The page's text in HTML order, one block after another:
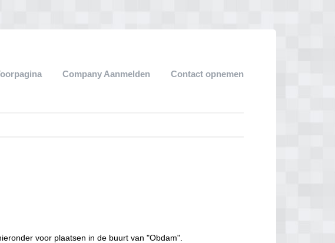
Company Aanmelden Contact opnemen
voor plaatsen in de buurt van "Obdam".